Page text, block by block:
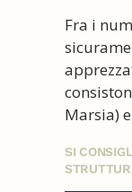
Fra i
Marsia)
SI